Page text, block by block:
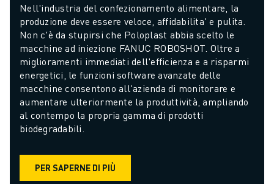
Nell'industria del confezionamento alimentare, la
produzione deve essere veloce, affidabilita' e pulita.
Non c'è da stupirsi che Poloplast abbia scelto le
macchine ad iniezione FANUC ROBOSHOT. Oltre a
miglioramenti immediati dell'efficienza e a risparmi
energetici, le funzioni software avanzate delle
macchine consentono all'azienda di monitorare e
aumentare ulteriormente la produttività, ampliando
al contempo la propria gamma di prodotti
biodegradabili.
PER SAPERNE DI PIÙ